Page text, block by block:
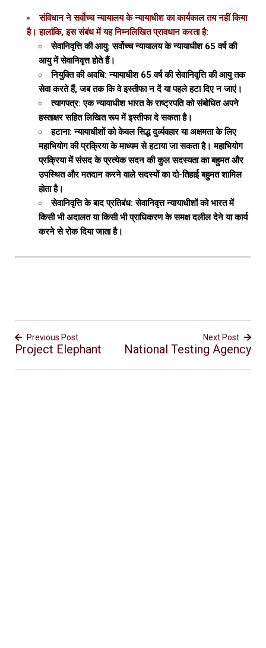
संविधान ने सर्वोच्च न्यायालय के न्यायाधीश का कार्यकाल तय नहीं किया
है। हालांकि, इस संबंध में यह निम्नलिखित प्रावधान करता है:
सेवानिवृत्ति की आयु: सर्वोच्च न्यायालय के न्यायाधीश 65 वर्ष की
आयु में सेवानिवृत्त होते हैं।
नियुक्ति की अवधि: न्यायाधीश 65 वर्ष की सेवानिवृत्ति की आयु तक
सेवा करते हैं, जब तक कि वे इस्तीफा न दें या पहले हटा दिए न जाएं।
त्यागपत्र: एक न्यायाधीश भारत के राष्ट्रपति को संबोधित अपने
हस्ताक्षर सहित लिखित रूप में इस्तीफा दे सकता है।
हटाना: न्यायाधीशों को केवल सिद्ध दुर्व्यवहार या अक्षमता के लिए
महाभियोग की प्रक्रिया के माध्यम से हटाया जा सकता है। महाभियोग
प्रक्रिया में संसद के प्रत्येक सदन की कुल सदस्यता का बहुमत और
उपस्थित और मतदान करने वाले सदस्यों का दो-तिहाई बहुमत शामिल
होता है।
सेवानिवृत्ति के बाद प्रतिबंध: सेवानिवृत्त न्यायाधीशों को भारत में
किसी भी अदालत या किसी भी प्राधिकरण के समक्ष दलील देने या कार्य
करने से रोक दिया जाता है।
Previous Post
Project Elephant
Next Post
National Testing Agency